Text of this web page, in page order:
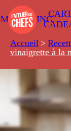
Accueil >
vinaigrette à la